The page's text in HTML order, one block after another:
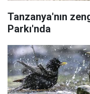
Tanzanya'nın
Parkı'nda